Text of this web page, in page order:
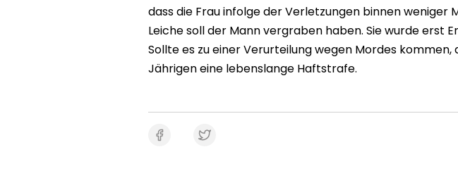
dass die Frau infolge der Verletzungen binnen weniger
Leiche soll der Mann vergraben haben. Sie wurde erst
Sollte es zu einer Verurteilung wegen Mordes
Jährigen eine lebenslange Haftstrafe.